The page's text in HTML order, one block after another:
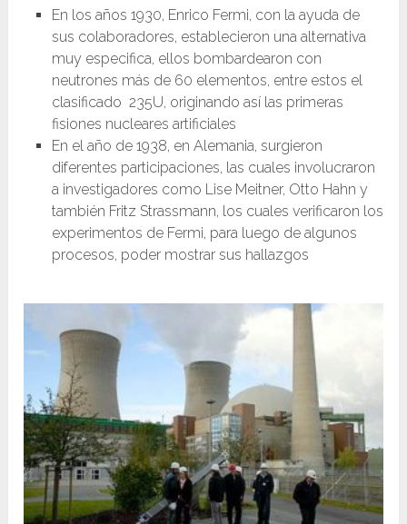
En los años 1930, Enrico Fermi, con la ayuda de
sus colaboradores, establecieron una alternativa
muy especifica, ellos bombardearon con
neutrones más de 60 elementos, entre estos el
clasificado 235U, originando así las primeras
fisiones nucleares artificiales
En el año de 1938, en Alemania, surgieron
diferentes participaciones, las cuales involucraron
a investigadores como Lise Meitner, Otto Hahn y
también Fritz Strassmann, los cuales verificaron los
experimentos de Fermi, para luego de algunos
procesos, poder mostrar sus hallazgos